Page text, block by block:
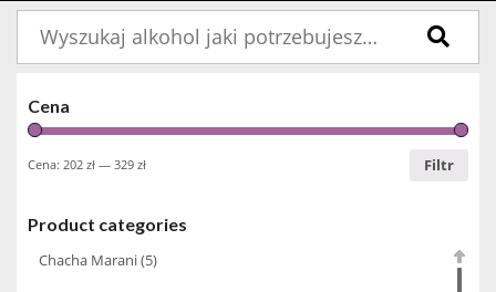
Cena
Filtr
Cena: 202 zł — 329 zł
Product categories
Chacha Marani(5)